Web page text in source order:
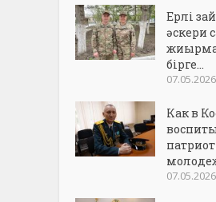
Ерлі
әскери
бірге...
Как в